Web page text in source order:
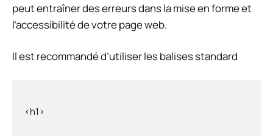
peut entraîner des erreurs dans la mise en forme et
l’accessibilité de votre page web.
Il est recommandé d’utiliser les balises standard